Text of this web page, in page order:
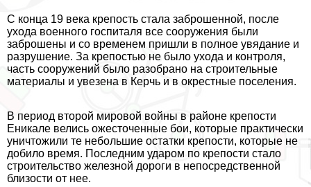
С конца 19 века крепость стала заброшенной, после
ухода военного госпиталя все сооружения были
заброшены и со временем пришли в полное увядание и
разрушение. За крепостью не было ухода и контроля,
часть сооружений было разобрано на строительные
материалы и увезена в Керчь и в окрестные поселения.
В период второй мировой войны в районе крепости
Еникале велись ожесточенные бои, которые пpaктически
уничтожили те небольшие остатки крепости, которые не
добило время. Последним ударом по крепости стало
строительство железной дороги в непосредственной
близости от нее.